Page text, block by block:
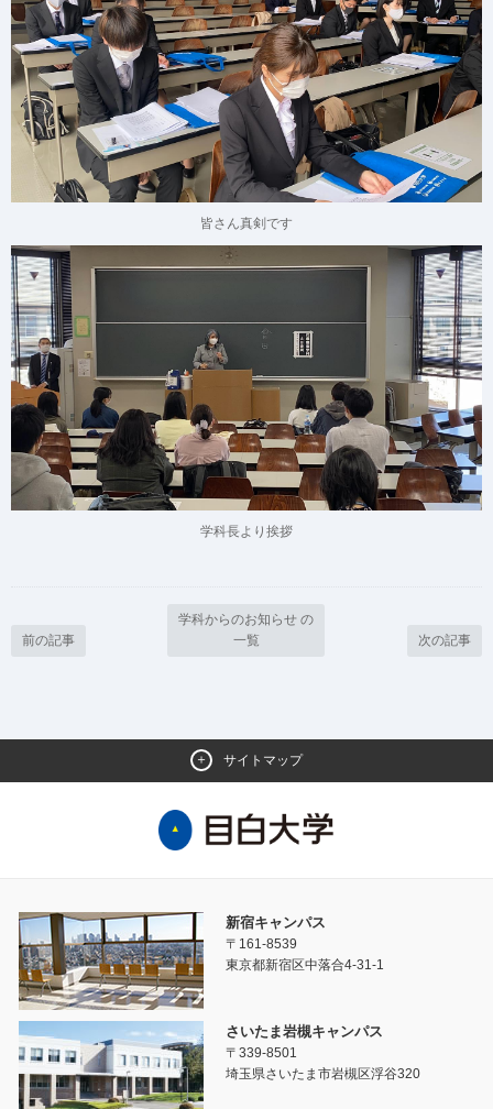
皆さん真剣です
学科長より挨拶
前の記事
学科からのお知らせ の
一覧
次の記事
サイトマップ
新宿キャンパス
〒161-8539
東京都新宿区中落合4-31-1
さいたま岩槻キャンパス
〒339-8501
埼玉県さいたま市岩槻区浮谷320